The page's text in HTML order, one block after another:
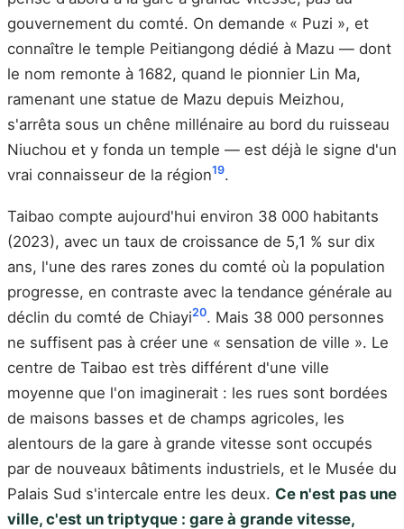
gouvernement du comté. On demande « Puzi », et
connaître le temple Peitiangong dédié à Mazu — dont
le nom remonte à 1682, quand le pionnier Lin Ma,
ramenant une statue de Mazu depuis Meizhou,
s'arrêta sous un chêne millénaire au bord du ruisseau
Niuchou et y fonda un temple — est déjà le signe d'un
vrai connaisseur de la région19.
Taibao compte aujourd'hui environ 38 000 habitants
(2023), avec un taux de croissance de 5,1 % sur dix
ans, l'une des rares zones du comté où la population
progresse, en contraste avec la tendance générale au
déclin du comté de Chiayi20. Mais 38 000 personnes
ne suffisent pas à créer une « sensation de ville ». Le
centre de Taibao est très différent d'une ville
moyenne que l'on imaginerait : les rues sont bordées
de maisons basses et de champs agricoles, les
alentours de la gare à grande vitesse sont occupés
par de nouveaux bâtiments industriels, et le Musée du
Palais Sud s'intercale entre les deux. Ce n'est pas une
ville, c'est un triptyque : gare à grande vitesse,